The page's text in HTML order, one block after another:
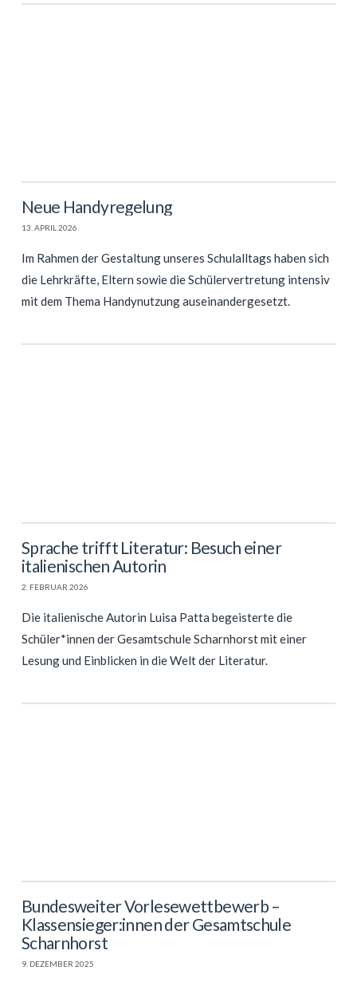
Neue Handyregelung
13. APRIL 2026
Im Rahmen der Gestaltung unseres Schulalltags haben sich
die Lehrkräfte, Eltern sowie die Schülervertretung intensiv
mit dem Thema Handynutzung auseinandergesetzt.
Sprache trifft Literatur: Besuch einer
italienischen Autorin
2. FEBRUAR 2026
Die italienische Autorin Luisa Patta begeisterte die
Schüler*innen der Gesamtschule Scharnhorst mit einer
Lesung und Einblicken in die Welt der Literatur.
Bundesweiter Vorlesewettbewerb –
Klassensieger:innen der Gesamtschule
Scharnhorst
9. DEZEMBER 2025